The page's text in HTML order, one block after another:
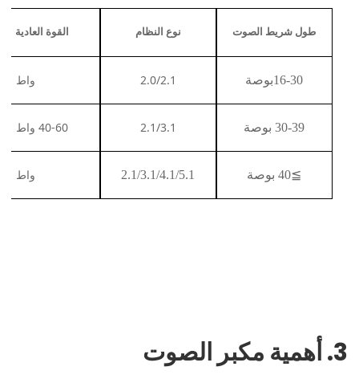
طول شريط الصوت نوع النظام القوة العادية
16-30 بوصة 2.0/2.1
30-39 بوصة 2.1/3.1 40-60 واط
≧40 بوصة 2.1/3.1/4.1/5.1
3. أهمية مكبر الصوت